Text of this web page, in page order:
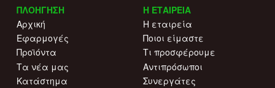
ΠΛΟΗΓΗΣΗ
Αρχική
Εφαρμογές
Προϊόντα
Τα νέα μας
Κατάστημα
Η ΕΤΑΙΡΕΙΑ
Η εταιρεία
Ποιοι είμαστε
Τι προσφέρουμε
Αντιπρόσωποι
Συνεργάτες